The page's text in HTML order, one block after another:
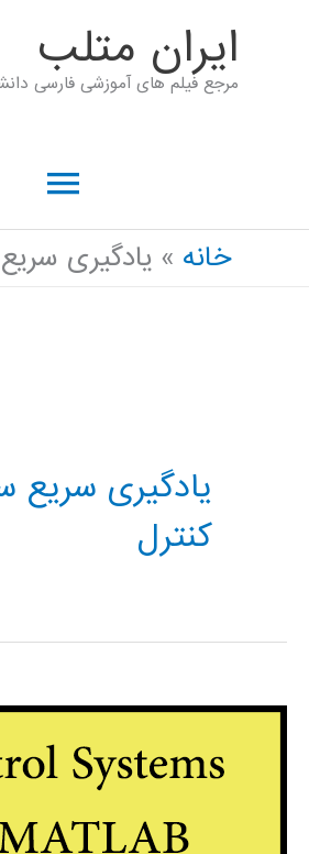
ايران متلب
مرجع فیلم های آموزشی فارسی
خانه یادگیری
یادگیری سریع
کنترل